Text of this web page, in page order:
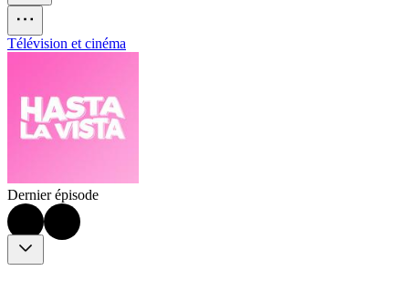
Télévision et cinéma
Dernier épisode